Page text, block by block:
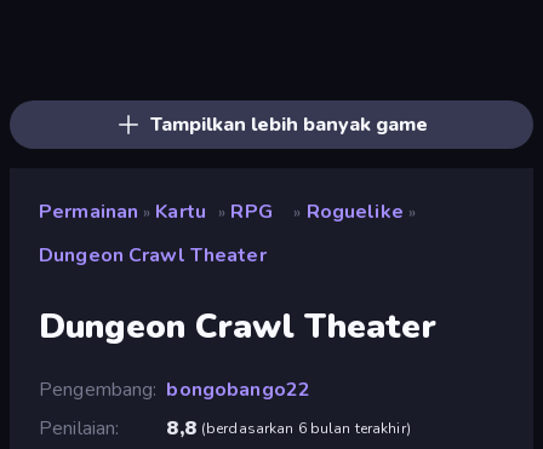
Tampilkan lebih banyak game
Permainan » Kartu » RPG » Roguelike »
Dungeon Crawl Theater
Dungeon Crawl Theater
Pengembang bongobango22
Penilaian
8,8 (berdasarkan 6 bulan terakhir)